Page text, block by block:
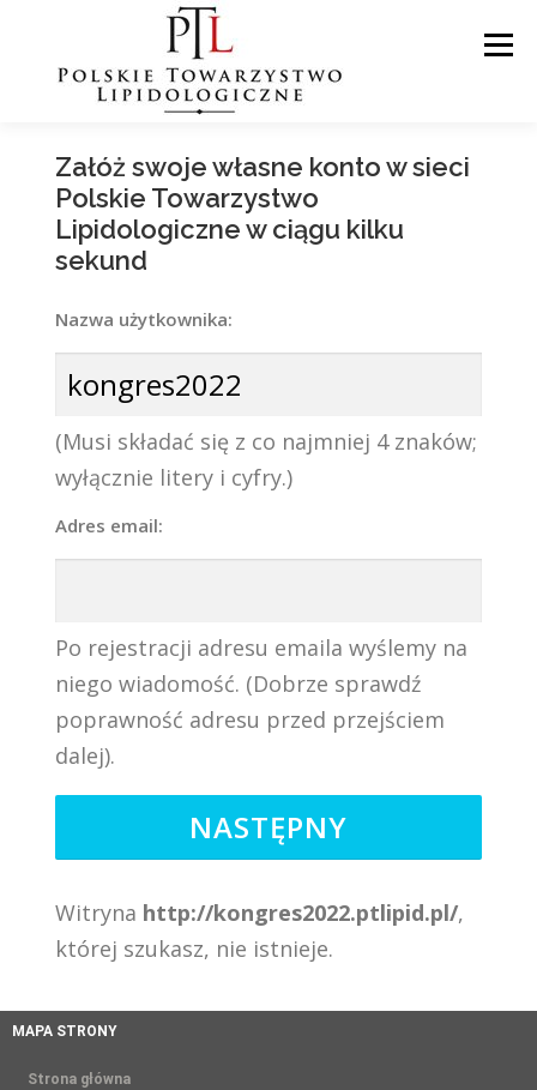
Menu
ZARZĄD CERTYFIKACJA
SIEĆ CENTRÓW LIPIDOWYCH
OŚRODKI PEDIATRYCZNE WEBINARY PTL
KONGRESY PTL
MATERIAŁY DO POBRANIA
PROGRAM LEKOWY B101 CZŁONKOSTWO
Załóż swoje własne konto w sieci
Polskie Towarzystwo
Lipidologiczne w ciągu kilku
sekund
Nazwa użytkownika:
(Musi składać się z co najmniej 4 znaków;
wyłącznie litery i cyfry.)
Adres email:
Po rejestracji adresu emaila wyślemy na
niego wiadomość. (Dobrze sprawdź
poprawność adresu przed przejściem
dalej).
Witryna http://kongres2022.ptlipid.pl/,
której szukasz, nie istnieje.
MAPA STRONY
Strona główna